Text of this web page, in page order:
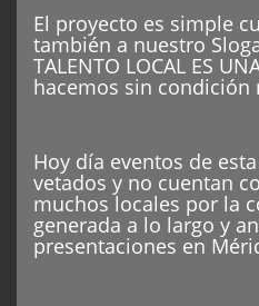
El proyecto es simple
también a nuestro
TALENTO LOCAL ES
hacemos sin
Hoy día eventos de
vetados y no cuentan
muchos locales por la
generada a lo largo y
presentaciones en